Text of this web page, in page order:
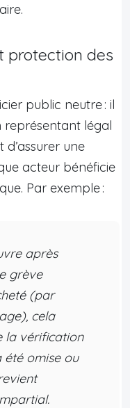
protection des
public neutre : il
représentant légal
d’assurer une
acteur bénéficie
Par exemple :
après
grève
(par
cela
la vérification
omise ou